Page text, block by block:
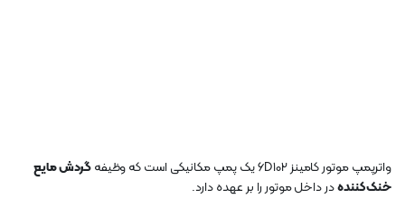
واترپمپ موتور کامینز 6D102 یک پمپ مکانیکی است که وظیفه
گردش مایع
خنک‌کنندهدر داخل موتور را بر عهده دارد.